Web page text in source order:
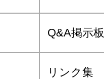
Q&A掲示板
リンク集